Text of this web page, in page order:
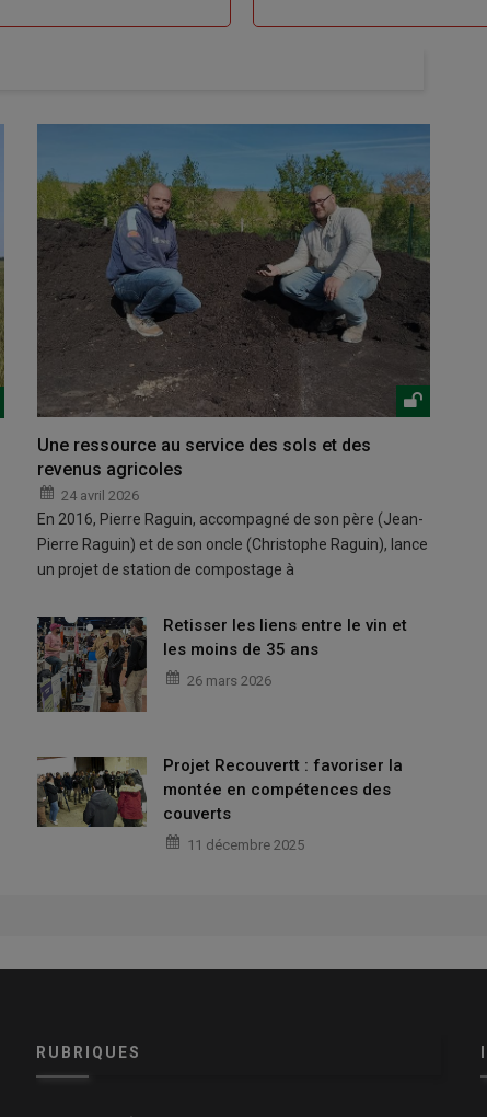
Une ressource au service des sols et des
revenus agricoles
24 avril 2026
En 2016, Pierre Raguin, accompagné de son père (Jean-
Pierre Raguin) et de son oncle (Christophe Raguin), lance
un projet de station de compostage à
Retisser les liens entre le vin et
les moins de 35 ans
26 mars 2026
Projet Recouvertt : favoriser la
montée en compétences des
couverts
11 décembre 2025
RUBRIQUES